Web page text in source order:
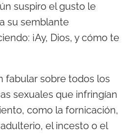
suspiro el gusto le
su semblante
¡Ay, Dios, y cómo te
fabular sobre todos los
sexuales que infringían
como la fornicación,
el incesto o el